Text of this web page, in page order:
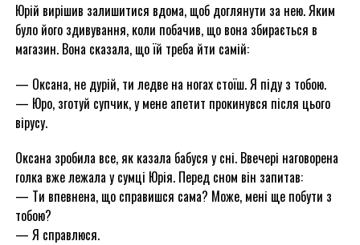
Юрій вирішив залишитися вдома, щоб доглянути за нею. Яким
було його здивування, коли побачив, що вона збирається в
магазин. Вона сказала, що їй треба йти самій:
— Оксана, не дурій, ти ледве на ногах стоїш. Я піду з тобою.
— Юро, зготуй супчик, у мене апетит прокинувся після цього
вірусу.
Оксана зробила все, як казала бабуся у сні. Ввечері наговорена
голка вже лежала у сумці Юрія. Перед сном він запитав:
— Ти впевнена, що справишся сама? Може, мені ще побути з
тобою?
— Я справлюся.